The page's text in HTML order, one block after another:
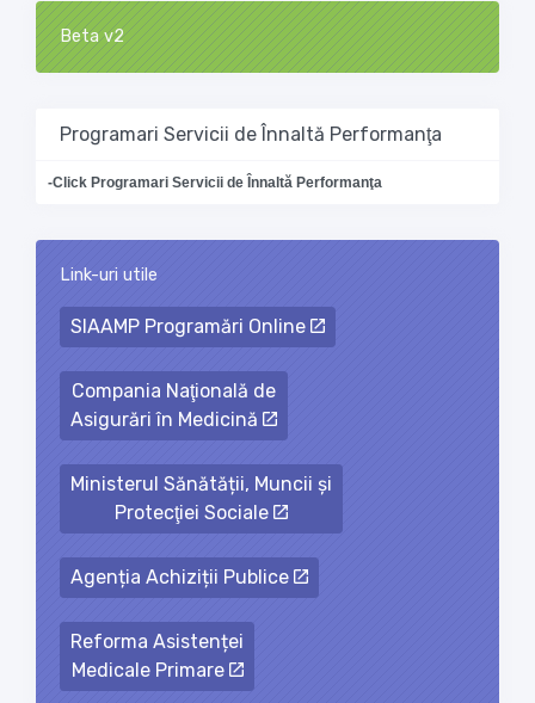
Loading...
Beta v2
Programari Servicii de Înnaltă Performanţa
-Click Programari Servicii de Înnaltă Performanţa
Link-uri utile
SIAAMP Programări Online
Compania Naţională de
Asigurări în Medicină
Ministerul Sănătății, Muncii și
Protecţiei Sociale
Agenția Achiziții Publice
Reforma Asistenței
Medicale Primare